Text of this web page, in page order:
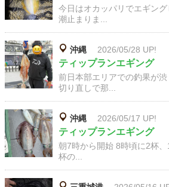
今日はオカッパリでエギン
潮止まりま...
沖縄 2026/05/28 UP!
ティップランエギング
前日本部エリアでの釣果が
切り直しで那...
沖縄 2026/05/17 UP!
ティップランエギング
朝7時から開始 8時頃に2杯
杯の...